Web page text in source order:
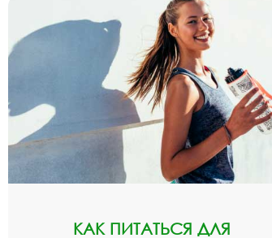
КАК ПИТАТЬСЯ ДЛЯ